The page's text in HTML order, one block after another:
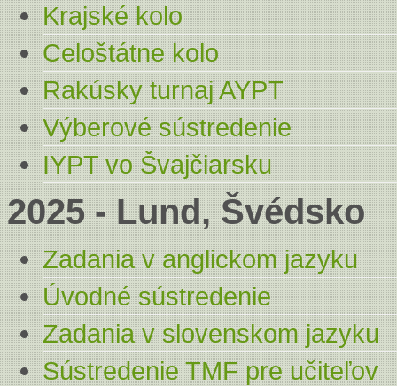
Krajské kolo
Celoštátne kolo
Rakúsky turnaj AYPT
Výberové sústredenie
IYPT vo Švajčiarsku
2025 - Lund, Švédsko
Zadania v anglickom jazyku
Úvodné sústredenie
Zadania v slovenskom jazyku
Sústredenie TMF pre učiteľov